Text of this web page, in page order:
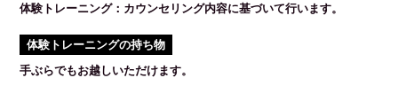
体験トレーニング：カウンセリング内容に基づいて行います。
体験トレーニングの持ち物
手ぶらでもお越しいただけます。